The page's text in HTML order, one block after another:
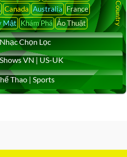
Canada Australia France
Mật Khám Phá Ảo Thuật
Nhạc Chọn Lọc
VN | US-UK
Thao | Sports